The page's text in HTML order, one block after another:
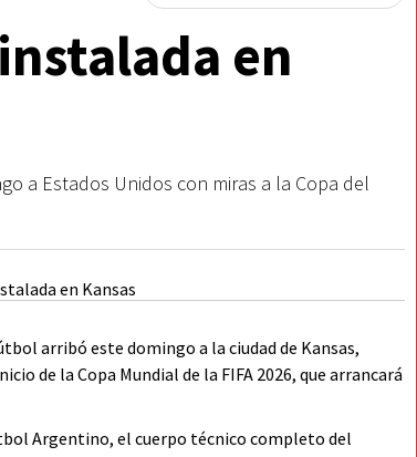
en
a Estados Unidos con miras a la Copa del
arribó este domingo a la ciudad de Kansas,
de la Copa Mundial de la FIFA 2026, que arrancará
Argentino, el cuerpo técnico completo del